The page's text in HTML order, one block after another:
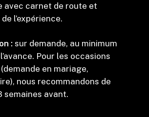
avec carnet de route et
l’expérience.
: sur demande, au minimum
Pour les occasions
en mariage,
nous recommandons de
semaines avant.